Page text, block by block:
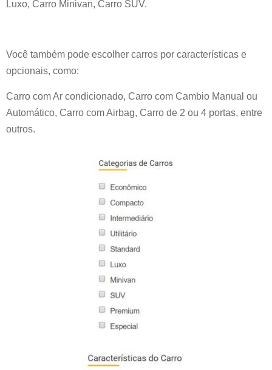
Luxo, Carro Minivan, Carro SUV.
Você também pode escolher carros por características e
opcionais, como:
Carro com Ar condicionado, Carro com Cambio Manual ou
Automático, Carro com Airbag, Carro de 2 ou 4 portas, entre
outros.